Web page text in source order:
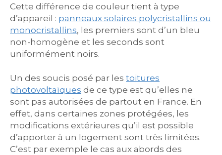
Cette différence de couleur tient à type
d’appareil : panneaux solaires polycristallins ou
monocristallins, les premiers sont d’un bleu
non-homogène et les seconds sont
uniformément noirs.
Un des soucis posé par les toitures
photovoltaïques de ce type est qu’elles ne
sont pas autorisées de partout en France. En
effet, dans certaines zones protégées, les
modifications extérieures qu’il est possible
d’apporter à un logement sont très limitées.
C’est par exemple le cas aux abords des